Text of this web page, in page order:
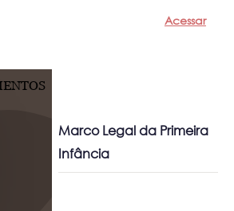
Acessar
Marco Legal da Primeira
Infância